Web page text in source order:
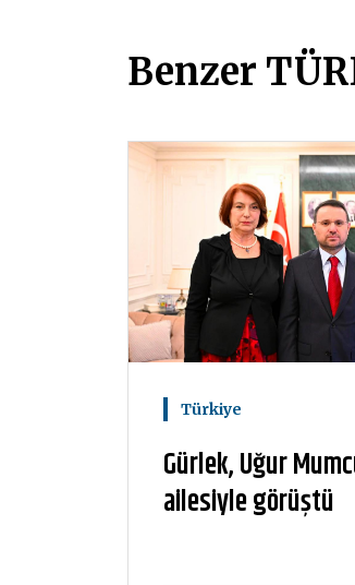
Benzer
Türkiye
Gürlek, Uğur
ailesiyle görüştü